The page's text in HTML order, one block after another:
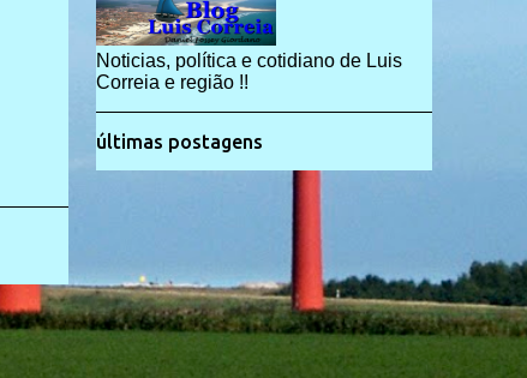
Noticias, política e cotidiano de Luis
Correia e região !!
últimas postagens